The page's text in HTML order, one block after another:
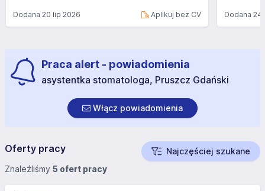
Dodana 20 lip 2026 Aplikuj bez CV Dodana24
Praca alert - powiadomienia
asystentka stomatologa, Pruszcz Gdański
Włącz powiadomienia
Oferty pracy
Najczęściej szukane
Znaleźliśmy 5 ofert pracy